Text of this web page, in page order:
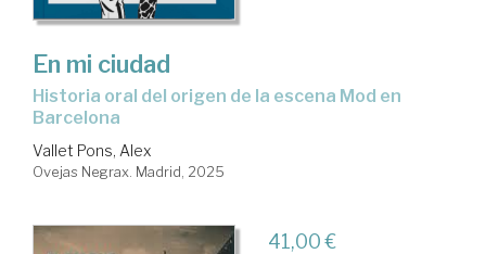
En mi ciudad
Historia oral del origen de la escena Mod en
Barcelona
Vallet Pons, Alex
Ovejas Negrax. Madrid, 2025
41,00 €